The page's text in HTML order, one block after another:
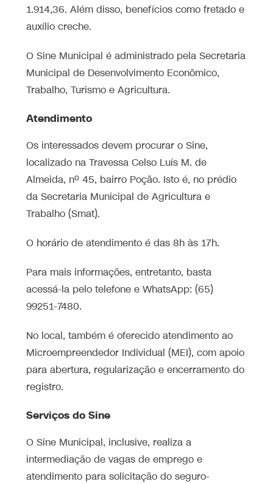
1.914,36. Além disso, benefícios como fretado e
auxílio creche.
O Sine Municipal é administrado pela Secretaria
Municipal de Desenvolvimento Econômico,
Trabalho, Turismo e Agricultura.
Atendimento
Os interessados devem procurar o Sine,
localizado na Travessa Celso Luís M. de
Almeida, nº 45, bairro Poção. Isto é, no prédio
da Secretaria Municipal de Agricultura e
Trabalho (Smat).
O horário de atendimento é das 8h às 17h.
Para mais informações, entretanto, basta
acessá-la pelo telefone e WhatsApp: (65)
99251-7480.
No local, também é oferecido atendimento ao
Microempreendedor Individual (MEI), com apoio
para abertura, regularização e encerramento do
registro.
Serviços do Sine
O Sine Municipal, inclusive, realiza a
intermediação de vagas de emprego e
atendimento para solicitação do seguro-